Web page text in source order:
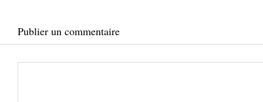
Publier un commentaire